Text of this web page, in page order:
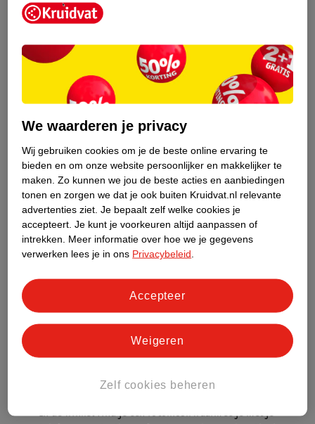
Kruidvat is een erkend specialist in
zelfzorg, ook online. Wat je
gezondheidsvraag ook is, stel hem aan
Stel je gezondheidsvraag
Ook in deze winkel
Kruidvat.nl ophaalpunt
Laat je bestelling snel en gemakkelijk bezorgen in de
Kruidvat is een gecertificeerd drogist. Dit betekent dat je
In de winkel vind je een fotokiosk waarmee je met je
We waarderen je privacy
Wij gebruiken cookies om je de beste online ervaring te
bieden en om onze website persoonlijker en makkelijker te
maken. Zo kunnen we jou de beste acties en aanbiedingen
tonen en zorgen we dat je ook buiten Kruidvat.nl relevante
advertenties ziet. Je bepaalt zelf welke cookies je
accepteert. Je kunt je voorkeuren altijd aanpassen of
intrekken.
Meer informatie over hoe we je gegevens
verwerken lees je in ons Privacybeleid
Zelf cookies beheren
Weigeren
Accepteer